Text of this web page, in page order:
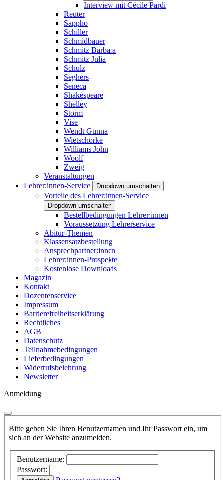
Interview mit Cécile Pardi
Reuter
Sappho
Schiller
Schmidbauer
Schmitz Barbara
Schmitz Julia
Schulz
Seghers
Seneca
Shakespeare
Shelley
Storm
Vise
Wendt Gunna
Wietschorke
Williams John
Woolf
Zweig
Veranstaltungen
Lehrer:innen-Service
Dropdown umschalten
Vorteile des Lehrer:innen-Service
Dropdown umschalten
Bestellbedingungen Lehrer:innen
Voraussetzung-Lehrerservice
Abitur-Themen
Klassensatzbestellung
Ansprechpartner:innen
Lehrer:innen-Prospekte
Kostenlose Downloads
Magazin
Kontakt
Dozentenservice
Impressum
Barrierefreiheitserklärung
Rechtliches
AGB
Datenschutz
Teilnahmebedingungen
Lieferbedingungen
Widerrufsbelehrung
Newsletter
Anmeldung